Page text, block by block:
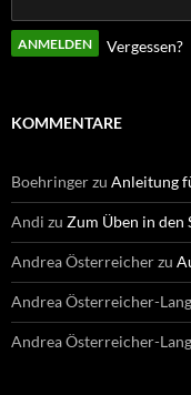
Vergessen?
KOMMENTARE
Boehringerzu Anleitung
Andi zu Zum Üben in den
Andrea Österreicherzu
Andrea Österreicher-Lang
Andrea Österreicher-Lang